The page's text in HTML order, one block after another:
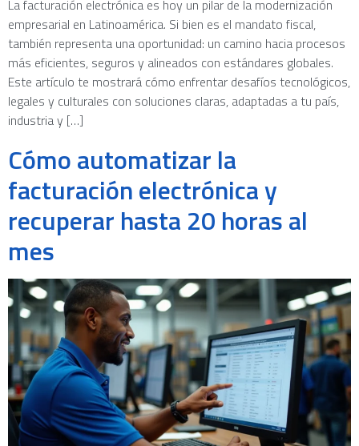
La facturación electrónica es hoy un pilar de la modernización
empresarial en Latinoamérica. Si bien es el mandato fiscal,
también representa una oportunidad: un camino hacia procesos
más eficientes, seguros y alineados con estándares globales.
Este artículo te mostrará cómo enfrentar desafíos tecnológicos,
legales y culturales con soluciones claras, adaptadas a tu país,
industria y […]
Cómo automatizar la
facturación electrónica y
recuperar hasta 20 horas al
mes